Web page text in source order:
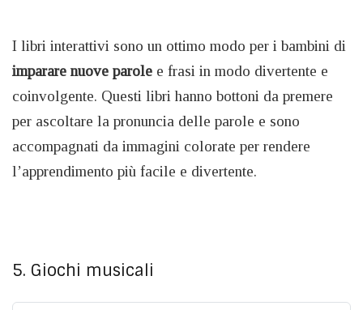
I libri interattivi sono un ottimo modo per i bambini di
imparare nuove parole e frasi in modo divertente e
coinvolgente. Questi libri hanno bottoni da premere
per ascoltare la pronuncia delle parole e sono
accompagnati da immagini colorate per rendere
l’apprendimento più facile e divertente.
5. Giochi musicali